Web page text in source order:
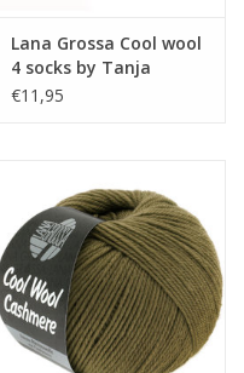
Lana Grossa Cool wool
4 socks by Tanja
Steinbach 7758
€11,95